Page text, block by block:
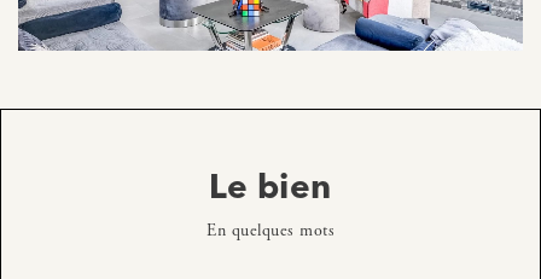
Le bien
En quelques mots